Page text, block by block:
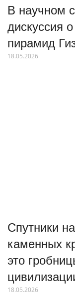
В научном
дискуссия
пирамид
18.05.2026
Спутники
каменных
это
18.05.2026